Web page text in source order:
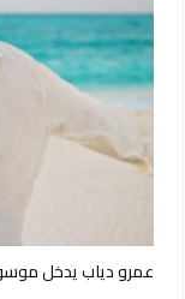
عمرو دياب يدخل